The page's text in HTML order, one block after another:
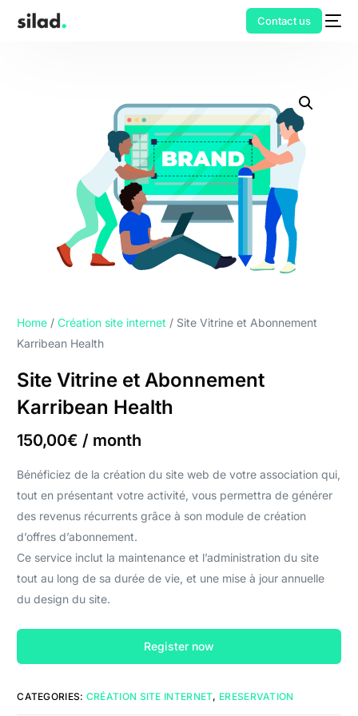
Contact us
Home /Création site internet / Site Vitrine et Abonnement
Karribean Health
Site Vitrine et Abonnement
Karribean Health
150,00€ / month
Bénéficiez de la création du site web de votre association qui,
tout en présentant votre activité, vous permettra de générer
des revenus récurrents grâce à son module de création
d’offres d’abonnement.
Ce service inclut la maintenance et l’administration du site
tout au long de sa durée de vie, et une mise à jour annuelle
du design du site.
Register now
CATEGORIES: CRÉATION SITE INTERNET, ERESERVATION